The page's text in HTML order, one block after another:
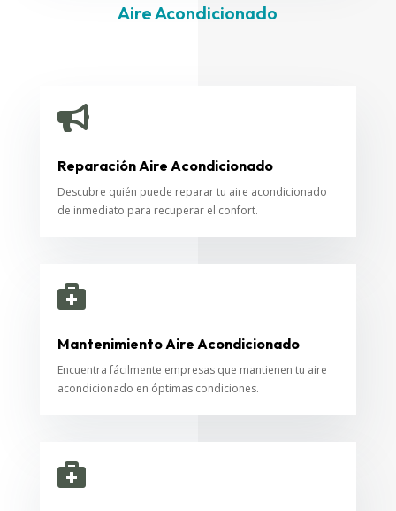
Aire Acondicionado

Reparación Aire Acondicionado
Descubre quién puede reparar tu aire acondicionado
de inmediato para recuperar el confort.

Mantenimiento Aire Acondicionado
Encuentra fácilmente empresas que mantienen tu aire
acondicionado en óptimas condiciones.
